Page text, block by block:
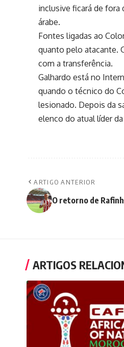
inclusive ficará de fora
árabe.
Fontes ligadas ao
quanto pelo atacante.
com a transferência.
Galhardo está no
quando o técnico do
lesionado. Depois da
elenco do atual líder da
ARTIGO ANTERIOR
O retorno de
ARTIGOS